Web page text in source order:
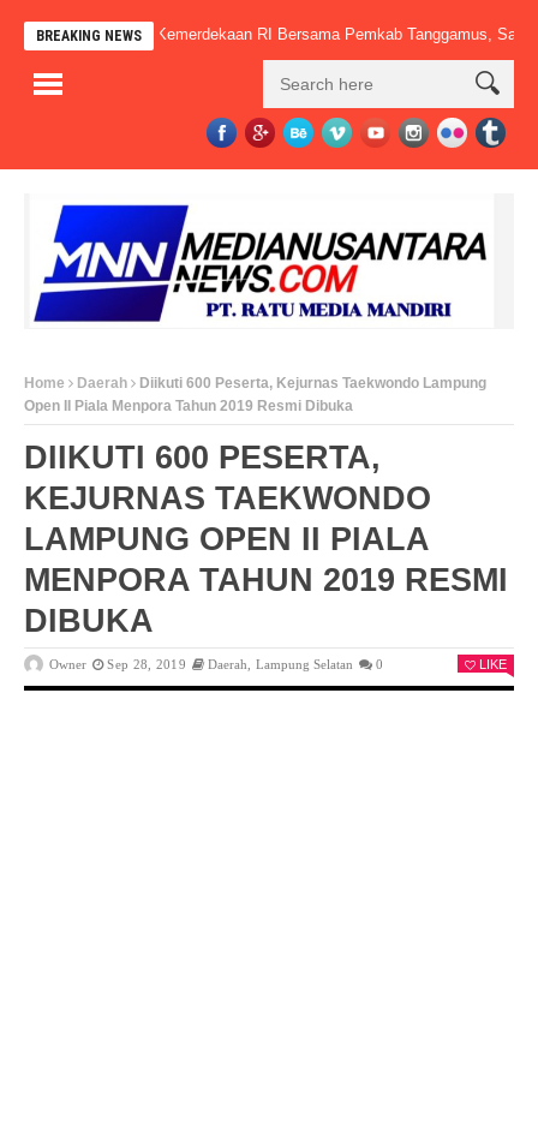
BREAKING NEWS
HUT Ke-81 Kemerdekaan RI Bersama Pemkab Tanggamus, Sampaikan
Home Daerah
Diikuti 600 Peserta, Kejurnas Taekwondo Lampung
Open II Piala Menpora Tahun 2019 Resmi Dibuka
DIIKUTI 600 PESERTA,
KEJURNAS TAEKWONDO
LAMPUNG OPEN II PIALA
MENPORA TAHUN 2019 RESMI
DIBUKA
Owner Sep 28, 2019 Daerah Lampung Selatan 0 LIKE